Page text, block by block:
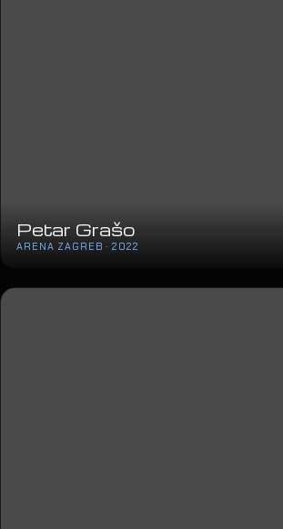
Petar Grašo
ARENA ZAGREB · 2022